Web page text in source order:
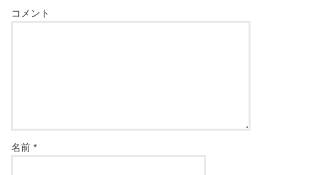
コメント
名前*